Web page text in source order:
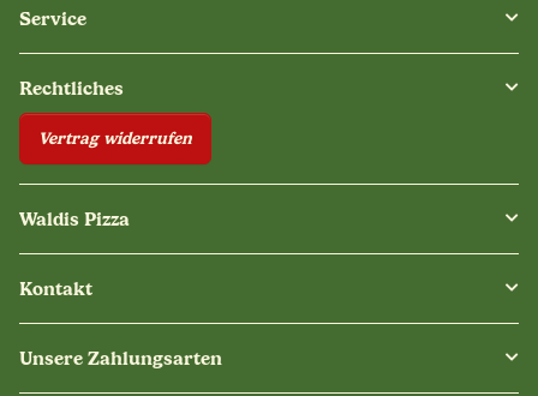
Service
Rechtliches
Vertrag widerrufen
Waldis Pizza
Kontakt
Unsere Zahlungsarten